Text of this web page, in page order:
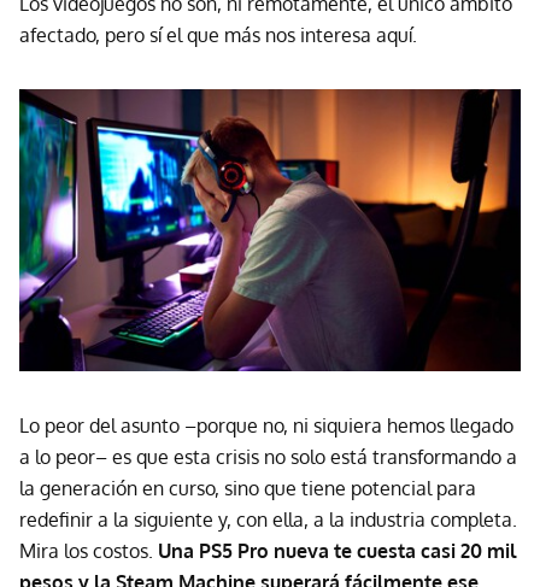
afectado, pero sí el que más nos interesa aquí.
Lo peor del asunto –porque no, ni siquiera hemos llegado
a lo peor– es que esta crisis no solo está transformando a
la generación en curso, sino que tiene potencial para
redefinir a la siguiente y, con ella, a la industria completa.
Mira los costos. Una PS5 Pro nueva te cuesta casi 20 mil
pesos y la Steam Machine superará fácilmente ese